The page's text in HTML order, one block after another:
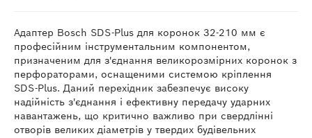
Адаптер Bosch SDS-Plus для коронок 32-210 мм є
професійним інструментальним компонентом,
призначеним для з'єднання великорозмірних коронок з
перфораторами, оснащеними системою кріплення
SDS-Plus. Даний перехідник забезпечує високу
надійність з'єднання і ефективну передачу ударних
навантажень, що критично важливо при свердлінні
отворів великих діаметрів у твердих будівельних